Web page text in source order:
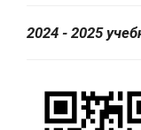
2024 - 2025